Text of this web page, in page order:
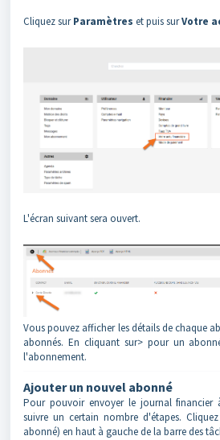
Cliquez surParamètres et puis surVotre
L'écran suivant sera ouvert.
Vous pouvez afficher les détails de chaque
abonnés. En cliquant sur> pour un
l'abonnement.
Ajouter un nouvel abonné
Pour pouvoir envoyer le journal financier
suivre un certain nombre d'étapes.
abonné) en haut à gauche de la barre des